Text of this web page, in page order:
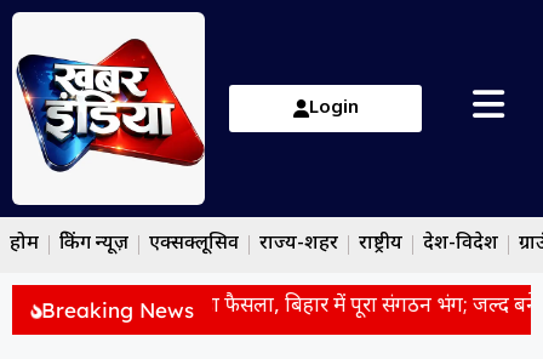
Login
होम ब्रेकिंग न्यूज़ एक्सक्लूसिव राज्य-शहर राष्ट्रीय देश-विदेश
Breaking News
हार के बाद RJD का बड़ा फैसला, बिहार में पूरा संगठन भंग; जल्द बनेगी